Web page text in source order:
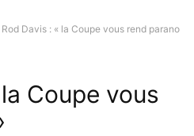
Rod Davis : « la Coupe vous rend parano
Coupe vous